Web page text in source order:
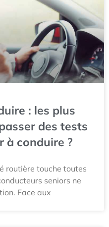
: les plus
des tests
à conduire ?
routière touche toutes
seniors ne
Face aux